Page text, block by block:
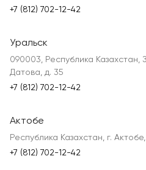
+7 (812) 702-12-42
Уральск
090003, Республика Казахстан,
Датова, д. 35
+7 (812) 702-12-42
Актобе
Республика Казахстан, г.
+7 (812) 702-12-42